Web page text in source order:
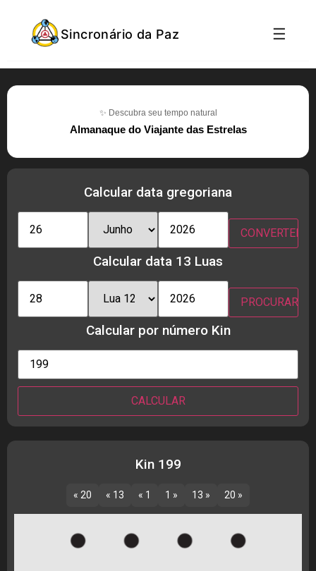
Sincronário da Paz ☰
✨ Descubra seu tempo natural
Almanaque do Viajante das Estrelas
Calcular data gregoriana
Calcular data 13 Luas
Calcular por número Kin
Kin 199
« 20 « 13 « 1 1 » 13 » 20 »